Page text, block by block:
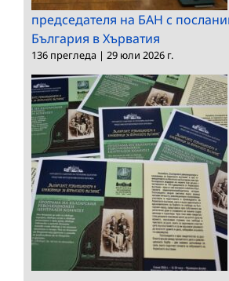
председателя на БАН с
България в Хърватия
136 прегледа | 29 юли 2026 г.